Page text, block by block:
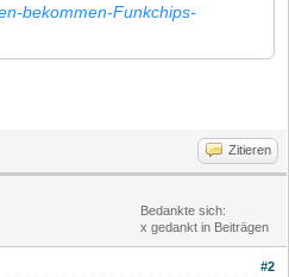
bekommen-Funkchips-
Zitieren
Bedankte sich:
x gedankt in Beiträgen
#2